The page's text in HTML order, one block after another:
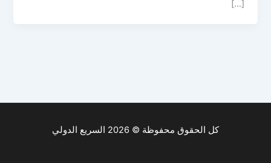
[…]
كل الحقوق محفوظة © 2026 السريع الدولي